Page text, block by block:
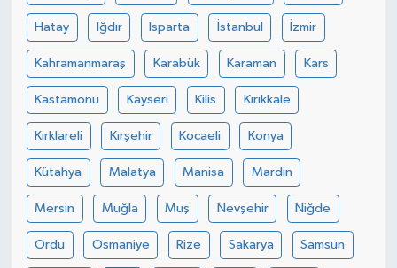
Hatay Iğdır Isparta İstanbul İzmir
Kahramanmaraş Karabük Karaman Kars
Kastamonu Kayseri Kilis Kırıkkale
Kırklareli Kırşehir Kocaeli Konya
Kütahya Malatya Manisa Mardin
Mersin Muğla Muş Nevşehir Niğde
Ordu Osmaniye Rize Sakarya Samsun